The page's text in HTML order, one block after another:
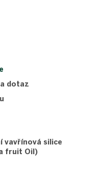
dotaz
vavřínová silice
fruit Oil)